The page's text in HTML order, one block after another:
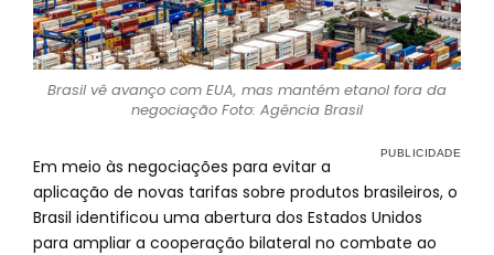
Brasil vê avanço com EUA, mas mantém etanol fora da
negociação Foto: Agência Brasil
Em meio às negociações para evitar a
aplicação de novas tarifas sobre produtos brasileiros, o
Brasil identificou uma abertura dos Estados Unidos
para ampliar a cooperação bilateral no combate ao